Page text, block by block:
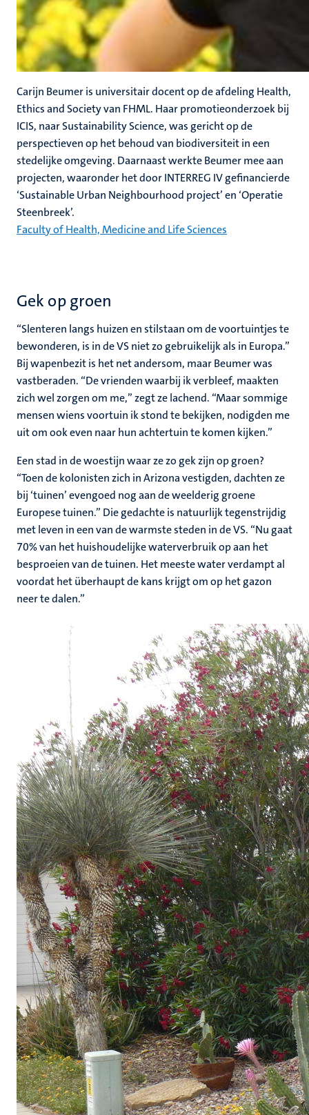
Carijn Beumer is universitair docent op de afdeling Health,
Ethics and Society van FHML. Haar promotieonderzoek bij
ICIS, naar Sustainability Science, was gericht op de
perspectieven op het behoud van biodiversiteit in een
stedelijke omgeving. Daarnaast werkte Beumer mee aan
projecten, waaronder het door INTERREG IV gefinancierde
‘Sustainable Urban Neighbourhood project’ en ‘Operatie
Steenbreek’.
Faculty of Health, Medicine and Life Sciences
Gek op groen
“Slenteren langs huizen en stilstaan om de voortuintjes te
bewonderen, is in de VS niet zo gebruikelijk als in Europa.”
Bij wapenbezit is het net andersom, maar Beumer was
vastberaden. “De vrienden waarbij ik verbleef, maakten
zich wel zorgen om me,” zegt ze lachend. “Maar sommige
mensen wiens voortuin ik stond te bekijken, nodigden me
uit om ook even naar hun achtertuin te komen kijken.”
Een stad in de woestijn waar ze zo gek zijn op groen?
“Toen de kolonisten zich in Arizona vestigden, dachten ze
bij ‘tuinen’ evengoed nog aan de weelderig groene
Europese tuinen.” Die gedachte is natuurlijk tegenstrijdig
met leven in een van de warmste steden in de VS. “Nu gaat
70% van het huishoudelijke waterverbruik op aan het
besproeien van de tuinen. Het meeste water verdampt al
voordat het überhaupt de kans krijgt om op het gazon
neer te dalen.”